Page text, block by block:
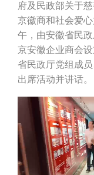
府及民政部关于
京徽商和社会爱
午，由安徽省民
京安徽企业商会
省民政厅党组成
出席活动并讲话。